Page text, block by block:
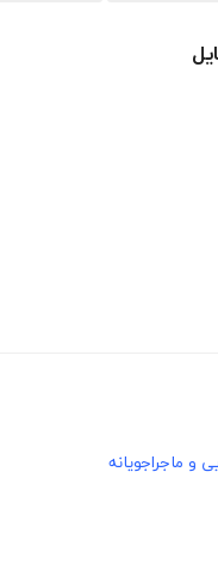
و ماجراجویانه